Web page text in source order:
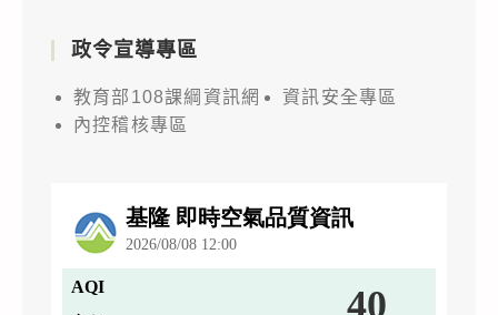
政令宣導專區
教育部108課綱資訊網
資訊安全專區
內控稽核專區